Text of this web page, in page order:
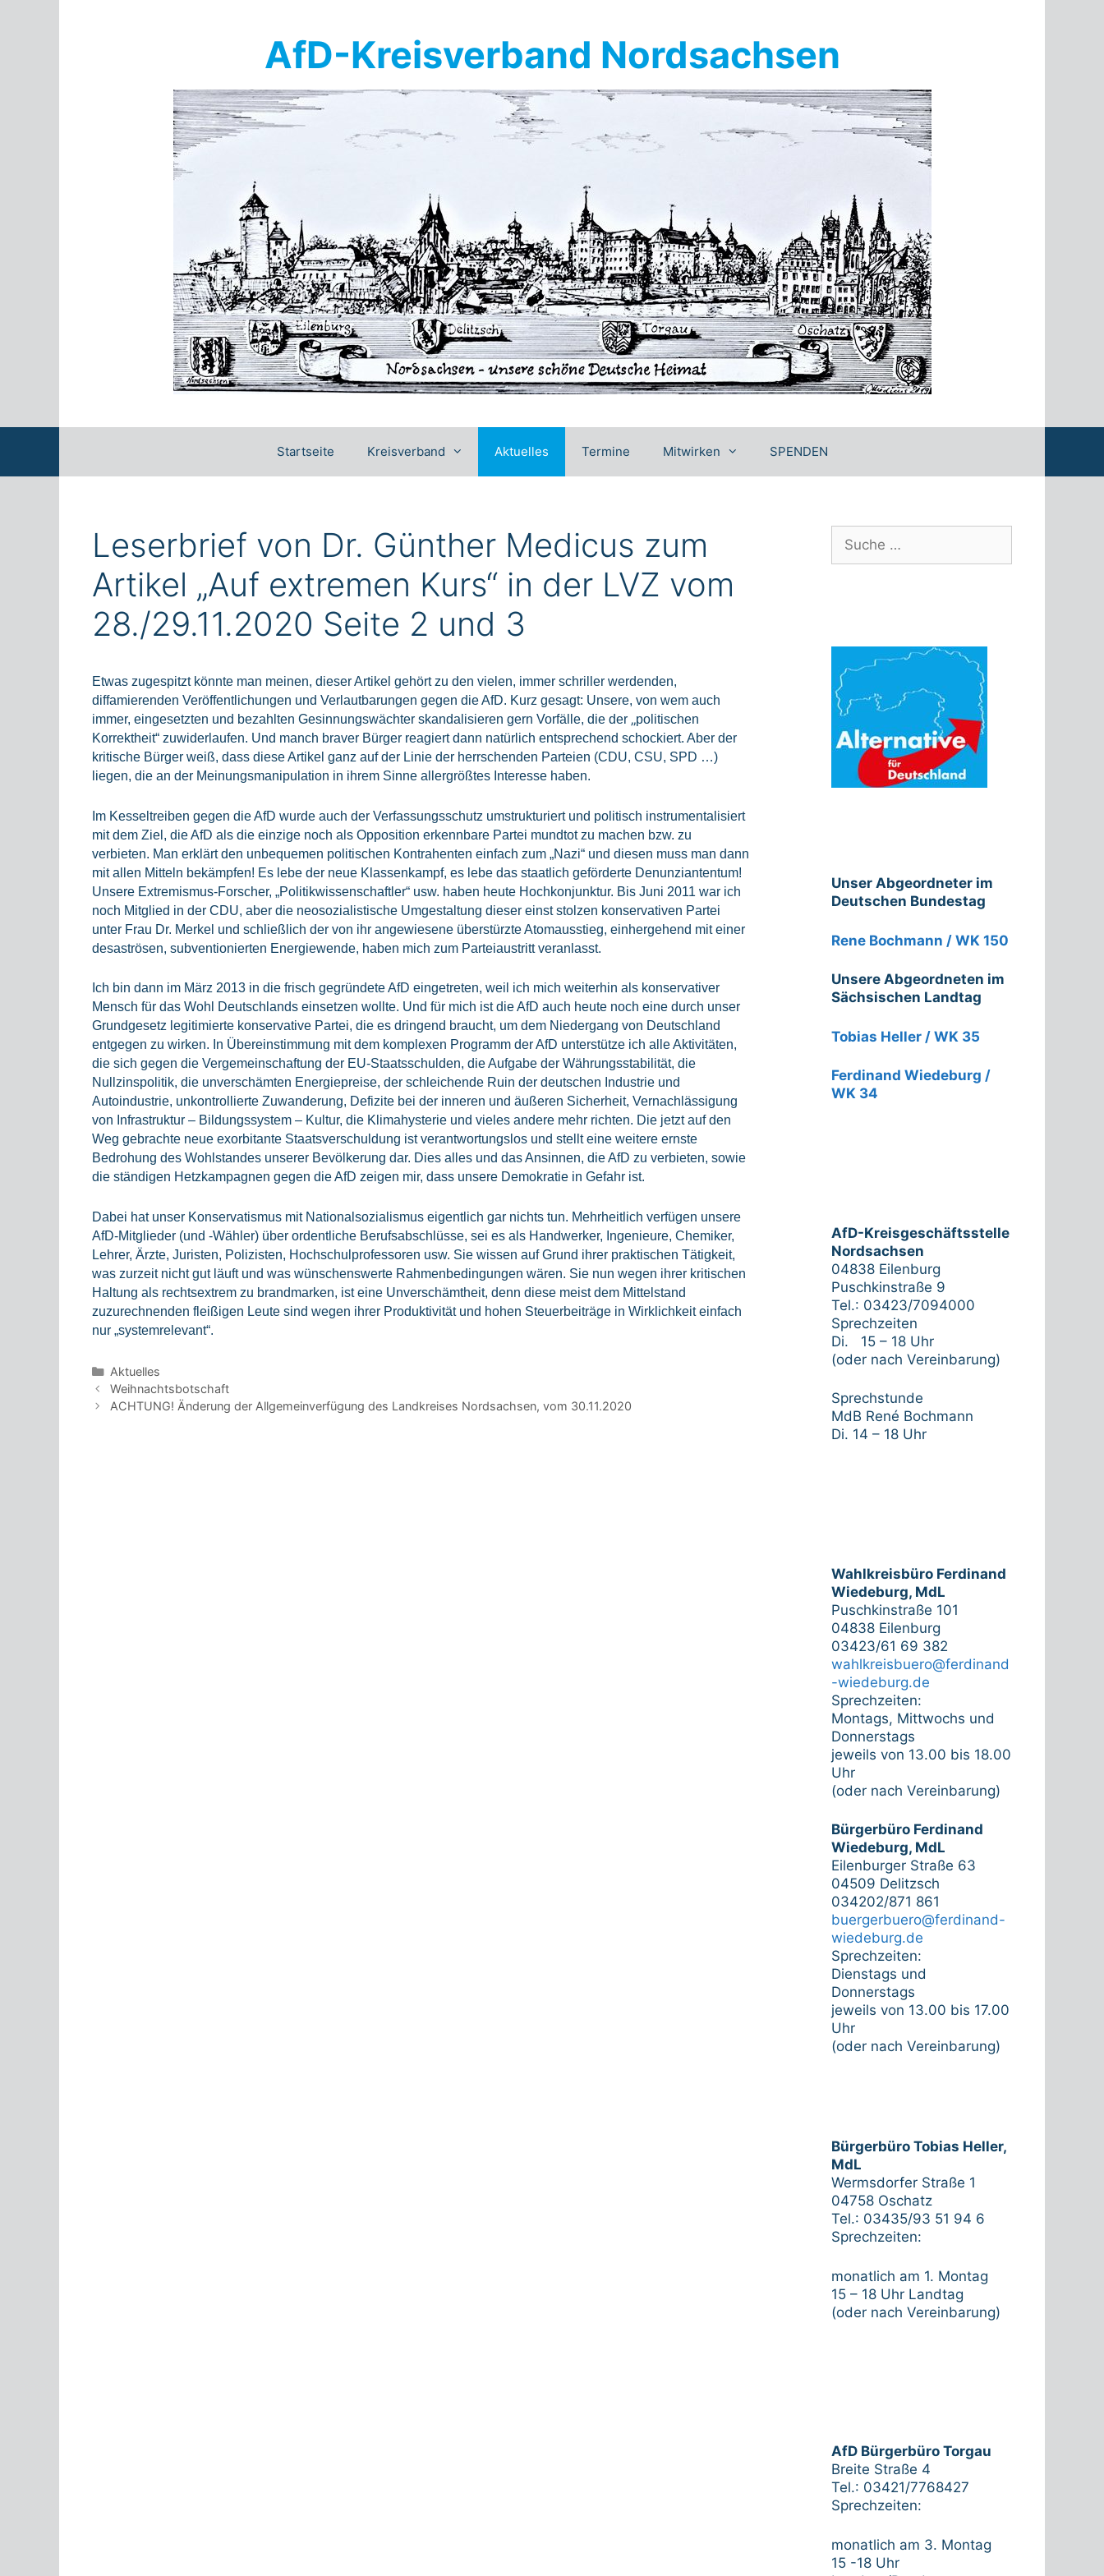
AfD-Kreisverband Nordsachsen
Startseite Kreisverband Aktuelles Termine Mitwirken SPENDEN
Leserbrief von Dr. Günther Medicus zum
Artikel „Auf extremen Kurs“ in der LVZ vom
28./29.11.2020 Seite 2 und 3
Etwas zugespitzt könnte man meinen, dieser Artikel gehört zu den vielen, immer schriller werdenden,
diffamierenden Veröffentlichungen und Verlautbarungen gegen die AfD. Kurz gesagt: Unsere, von wem auch
immer, eingesetzten und bezahlten Gesinnungswächter skandalisieren gern Vorfälle, die der „politischen
Korrektheit“ zuwiderlaufen. Und manch braver Bürger reagiert dann natürlich entsprechend schockiert. Aber der
kritische Bürger weiß, dass diese Artikel ganz auf der Linie der herrschenden Parteien (CDU, CSU, SPD …)
liegen, die an der Meinungsmanipulation in ihrem Sinne allergrößtes Interesse haben.
Im Kesseltreiben gegen die AfD wurde auch der Verfassungsschutz umstrukturiert und politisch instrumentalisiert
mit dem Ziel, die AfD als die einzige noch als Opposition erkennbare Partei mundtot zu machen bzw. zu
verbieten. Man erklärt den unbequemen politischen Kontrahenten einfach zum „Nazi“ und diesen muss man dann
mit allen Mitteln bekämpfen! Es lebe der neue Klassenkampf, es lebe das staatlich geförderte Denunziantentum!
Unsere Extremismus-Forscher, „Politikwissenschaftler“ usw. haben heute Hochkonjunktur. Bis Juni 2011 war ich
noch Mitglied in der CDU, aber die neosozialistische Umgestaltung dieser einst stolzen konservativen Partei
unter Frau Dr. Merkel und schließlich der von ihr angewiesene überstürzte Atomausstieg, einhergehend mit einer
desaströsen, subventionierten Energiewende, haben mich zum Parteiaustritt veranlasst.
Ich bin dann im März 2013 in die frisch gegründete AfD eingetreten, weil ich mich weiterhin als konservativer
Mensch für das Wohl Deutschlands einsetzen wollte. Und für mich ist die AfD auch heute noch eine durch unser
Grundgesetz legitimierte konservative Partei, die es dringend braucht, um dem Niedergang von Deutschland
entgegen zu wirken. In Übereinstimmung mit dem komplexen Programm der AfD unterstütze ich alle Aktivitäten,
die sich gegen die Vergemeinschaftung der EU-Staatsschulden, die Aufgabe der Währungsstabilität, die
Nullzinspolitik, die unverschämten Energiepreise, der schleichende Ruin der deutschen Industrie und
Autoindustrie, unkontrollierte Zuwanderung, Defizite bei der inneren und äußeren Sicherheit, Vernachlässigung
von Infrastruktur – Bildungssystem – Kultur, die Klimahysterie und vieles andere mehr richten. Die jetzt auf den
Weg gebrachte neue exorbitante Staatsverschuldung ist verantwortungslos und stellt eine weitere ernste
Bedrohung des Wohlstandes unserer Bevölkerung dar. Dies alles und das Ansinnen, die AfD zu verbieten, sowie
die ständigen Hetzkampagnen gegen die AfD zeigen mir, dass unsere Demokratie in Gefahr ist.
Dabei hat unser Konservatismus mit Nationalsozialismus eigentlich gar nichts tun. Mehrheitlich verfügen unsere
AfD-Mitglieder (und -Wähler) über ordentliche Berufsabschlüsse, sei es als Handwerker, Ingenieure, Chemiker,
Lehrer, Ärzte, Juristen, Polizisten, Hochschulprofessoren usw. Sie wissen auf Grund ihrer praktischen Tätigkeit,
was zurzeit nicht gut läuft und was wünschenswerte Rahmenbedingungen wären. Sie nun wegen ihrer kritischen
Haltung als rechtsextrem zu brandmarken, ist eine Unverschämtheit, denn diese meist dem Mittelstand
zuzurechnenden fleißigen Leute sind wegen ihrer Produktivität und hohen Steuerbeiträge in Wirklichkeit einfach
nur „systemrelevant“.
Kategorien
Aktuelles
Beitrags-
Navigation
Weihnachtsbotschaft
ACHTUNG! Änderung der Allgemeinverfügung des Landkreises Nordsachsen, vom 30.11.2020
nach:
Unser Abgeordneter im
Deutschen Bundestag
Rene Bochmann / WK 150
Unsere Abgeordneten im
Sächsischen Landtag
Tobias Heller / WK 35
Ferdinand Wiedeburg /
WK 34
AfD-Kreisgeschäftsstelle
Nordsachsen
04838 Eilenburg
Puschkinstraße 9
Tel.: 03423/7094000
Sprechzeiten
Di. 15 – 18 Uhr
(oder nach Vereinbarung)
Sprechstunde
MdB René Bochmann
Di. 14 – 18 Uhr
Wahlkreisbüro Ferdinand
Wiedeburg, MdL
Puschkinstraße 101
04838 Eilenburg
03423/61 69 382
wahlkreisbuero@ferdinand
-wiedeburg.de
Sprechzeiten:
Montags, Mittwochs und
Donnerstags
jeweils von 13.00 bis 18.00
Uhr
(oder nach Vereinbarung)
Bürgerbüro Ferdinand
Wiedeburg, MdL
Eilenburger Straße 63
04509 Delitzsch
034202/871 861
buergerbuero@ferdinand-
wiedeburg.de
Sprechzeiten:
Dienstags und
Donnerstags
jeweils von 13.00 bis 17.00
Uhr
(oder nach Vereinbarung)
Bürgerbüro Tobias Heller,
MdL
Wermsdorfer Straße 1
04758 Oschatz
Tel.: 03435/93 51 94 6
Sprechzeiten:
monatlich am 1. Montag
15 – 18 Uhr Landtag
(oder nach Vereinbarung)
AfD Bürgerbüro Torgau
Breite Straße 4
Tel.: 03421/7768427
Sprechzeiten:
monatlich am 3. Montag
15 -18 Uhr